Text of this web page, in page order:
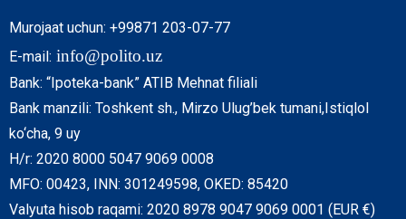
Murojaat uchun: +99871 203-07-77
E-mail: info@polito.uz
Bank: “Ipoteka-bank” ATIB Mehnat filiali
Bank manzili: Toshkent sh., Mirzo Ulug’bek tumani,Istiqlol
ko‘cha, 9 uy
H/r: 2020 8000 5047 9069 0008
MFO: 00423, INN: 301249598, OKED: 85420
Valyuta hisob raqami: 2020 8978 9047 9069 0001 (EUR €)